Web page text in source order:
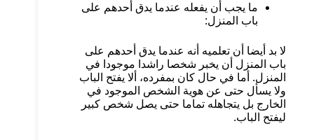
ما يجب أن يفعله عندما يدق أحدهم على
باب المنزل:
لا بد أيضا أن تعلميه أنه عندما يدق أحدهم على
باب المنزل أن يخبر شخصا راشدا موجودا في
المنزل. أما في حال كان بمفرده، ألا يفتح الباب
ولا يسأل حتى عن هوية الشخص الموجود في
الخارج بل يتجاهله تماما حتى يصل شخص كبير
ليفتح الباب.